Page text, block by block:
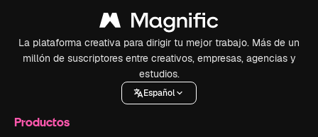
La plataforma creativa para dirigir tu mejor trabajo. Más de un
millón de suscriptores entre creativos, empresas, agencias y
estudios.
Español
Productos